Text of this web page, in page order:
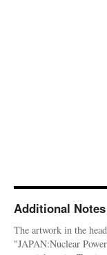
Additional
The artwork in the
"JAPAN:Nuclear